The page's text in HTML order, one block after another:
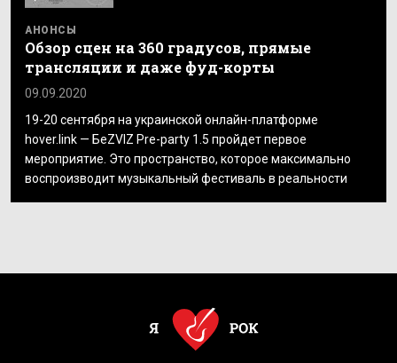
АНОНСЫ
Обзор сцен на 360 градусов, прямые
трансляции и даже фуд-корты
09.09.2020
19-20 сентября на украинской онлайн-платформе
hover.link — БеZVIZ Pre-party 1.5 пройдет первое
мероприятие. Это пространство, которое максимально
воспроизводит музыкальный фестиваль в реальности